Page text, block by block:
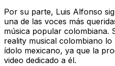
Por su parte, Luis Alfonso
una de las voces más
música popular colombiana.
reality musical colombiano
ídolo mexicano, ya que la
video dedicado a él.